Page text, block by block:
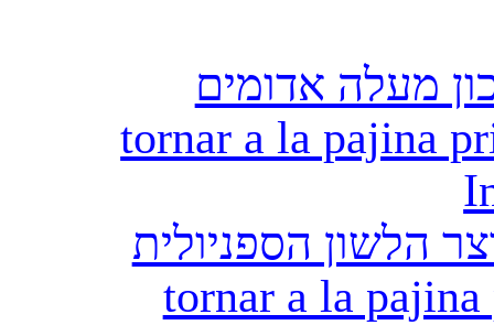
מעלה אדומים
tornar a la pajina
הלשון הספניולית
tornar a la